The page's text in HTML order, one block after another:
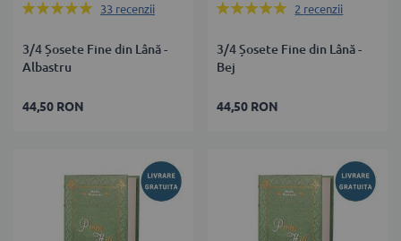
Rating:
33 recenzii
3/4 Șosete Fine din Lână -
Albastru
44,50 RON
Rating:
2 recenzii
3/4 Șosete Fine din Lână -
Bej
44,50 RON